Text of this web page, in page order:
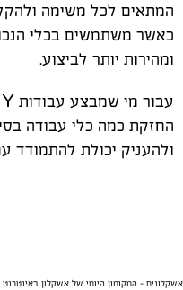
המתאים לכל משימה
כאשר משתמשים בכלי
ומהירות יותר לביצוע.
החזקת כמה כלי עבודה
ולהעניק יכולת להתמודד
אשקלונים - המקומון היומי של אשקלון באינטרנט